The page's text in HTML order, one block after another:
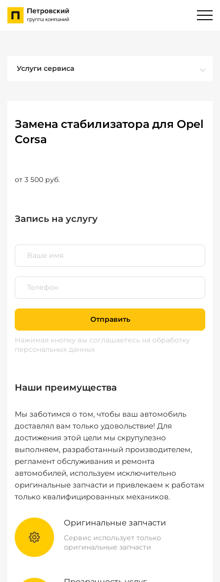
Услуги сервиса
Замена стабилизатора для Opel
Corsa
от 3 500 руб.
Запись на услугу
Отправить
Нажимая кнопку вы соглашаетесь на обработку
персональных данных
Наши преимущества
Мы заботимся о том, чтобы ваш автомобиль
доставлял вам только удовольствие! Для
достижения этой цели мы скрупулезно
выполняем, разработанный производителем,
регламент обслуживания и ремонта
автомобилей, используем исключительно
оригинальные запчасти и привлекаем к работам
только квалифицированных механиков.
Оригинальные запчасти
Сервис использует только
оригинальные запчасти